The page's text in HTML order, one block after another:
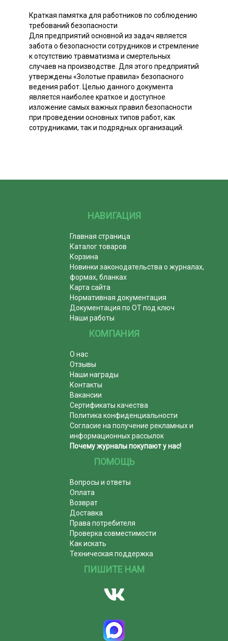
Краткая памятка для работников по соблюдению
требований безопасности
Для предприятий основной из задач является
забота о безопасности сотрудников и стремление
к отсутствию травматизма и смертельных
случаев на производстве. Для этого предприятий
утверждены «Золотые правила» безопасного
ведения работ. Целью данного документа
является наиболее краткое и доступное
изложение самых важных правил безопасности
при проведении основных типов работ, как
сотрудниками, так и подрядных организаций.
НАВИГАЦИЯ
Главная страница
Каталог товаров
Корзина
Новинки законодательства о журналах,
формах, бланках
Карта сайта
Нормативная документация
Документация по ОТ под ключ
Наши работы
КОМПАНИЯ
О нас
Отзывы
Наши награды
Контакты
Вакансии
Сертификаты качества
Политика конфиденциальности
Согласие на получение рекламных и
информационных рассылок
Почему журналы покупают у нас!
ПОМОЩЬ
Вопросы и ответы
Оплата
Возврат
Доставка
Права потребителя
Проверка совместимости
Как искать
Техническая поддержка
ПИШИТЕ НАМ